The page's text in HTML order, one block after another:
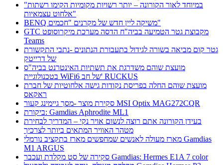
"במיוחד לאור הקורונה – יותר רשויות מקומיות הקימו רשתות
אלחוט עצמאיות"
BENQ משיקה ליין חדש של מקרנים "חכמים"
GTC מקבוצת גטר הטמיעה בביה"ח הדסה מערכת מיקרוסופט
Teams
גטר קום מביאה בשורה לגידול בתעבורת הנתונים -נתבי התקשורת
של דרייטק
מועצת שוהם משדרגת את תשתיות האינטרנט בביה"ס
בטכנולוגיית WiFi6 של חב' RUCKUS
מועצת שוהם החלה בפריסת נקודות גישה אלחוטיות של חברת
ראקאס
סקירת מוצר -מסך גיימינג קעור MSI Optix MAG272CQR
ביקורת: Gamdias Aphrodite ML1
בעידן הקורונה אתם רוצה לנשום אויר נקי – המדריך לבחירת
מטהר האוויר המתאים ביותר לצרכיך
מארז מעולה לאנשים שמחפשים מארז בתקציב נורמלי Gamdias
M1 ARGUS
סקירה של סט מקלדת ועכבר Gamdias: Hermes E1A 7 color